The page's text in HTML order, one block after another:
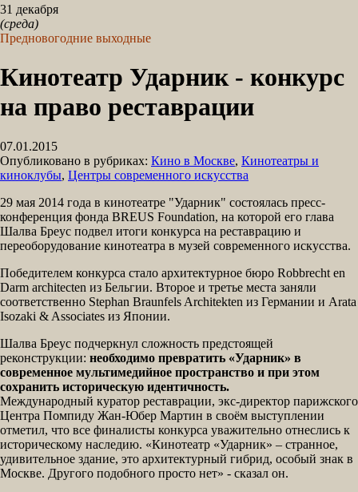
31 декабря
(среда)
Предновогодние выходные
Кинотеатр Ударник - конкурс
на право реставрации
07.01.2015
Опубликовано в рубриках: Кино в Москве, Кинотеатры и
киноклубы, Центры современного искусства
29 мая 2014 года в кинотеатре "Ударник" состоялась пресс-
конференция фонда BREUS Foundation, на которой его глава
Шалва Бреус подвел итоги конкурса на реставрацию и
переоборудование кинотеатра в музей современного искусства.
Победителем конкурса стало архитектурное бюро Robbrecht en
Darm architecten из Бельгии. Второе и третье места заняли
соответственно Stephan Braunfels Architekten из Германии и Arata
Isozaki & Associates из Японии.
Шалва Бреус подчеркнул сложность предстоящей
реконструкции: необходимо превратить «Ударник» в
современное мультимедийное пространство и при этом
сохранить историческую идентичность.
Международный куратор реставрации, экс-директор парижского
Центра Помпиду Жан-Юбер Мартин в своём выступлении
отметил, что все финалисты конкурса уважительно отнеслись к
историческому наследию. «Кинотеатр «Ударник» – странное,
удивительное здание, это архитектурный гибрид, особый знак в
Москве. Другого подобного просто нет» - сказал он.